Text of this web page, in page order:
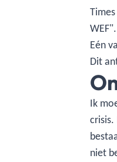
WEF".
Eén
Dit
Ik
niet